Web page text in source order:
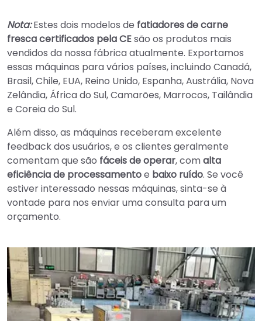
Nota:Estes dois modelos de fatiadores de carne
fresca certificados pela CEsão os produtos mais
vendidos da nossa fábrica atualmente. Exportamos
essas máquinas para vários países, incluindo Canadá,
Brasil, Chile, EUA, Reino Unido, Espanha, Austrália, Nova
Zelândia, África do Sul, Camarões, Marrocos, Tailândia
e Coreia do Sul.
Além disso, as máquinas receberam excelente
feedback dos usuários, e os clientes geralmente
comentam que são fáceis de operar, comalta
eficiência de processamentoe baixo ruído. Se você
estiver interessado nessas máquinas, sinta-se à
vontade para nos enviar uma consulta para um
orçamento.